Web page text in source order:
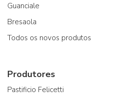
Guanciale
Bresaola
Todos os novos produtos
Produtores
Pastificio Felicetti